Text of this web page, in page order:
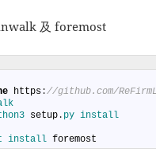
及 foremost
https ://github.com/
setup . py install
install foremost